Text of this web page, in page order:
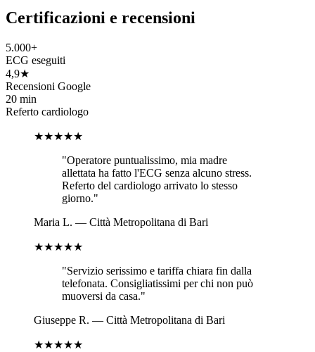
Certificazioni e recensioni
5.000+
ECG eseguiti
4,9★
Recensioni Google
20 min
Referto cardiologo
★★★★★
"Operatore puntualissimo, mia madre
allettata ha fatto l'ECG senza alcuno stress.
Referto del cardiologo arrivato lo stesso
giorno."
Maria L. — Città Metropolitana di Bari
★★★★★
"Servizio serissimo e tariffa chiara fin dalla
telefonata. Consigliatissimi per chi non può
muoversi da casa."
Giuseppe R. — Città Metropolitana di Bari
★★★★★